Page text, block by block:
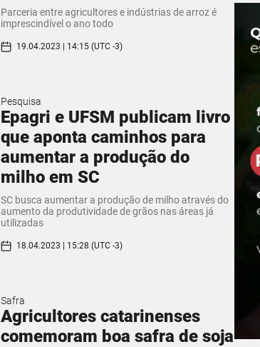
Parceria entre agricultores e indústrias de arroz é
imprescindível o ano todo
19.04.2023 | 14:15 (UTC -3)
Pesquisa
Epagri e UFSM publicam livro
que aponta caminhos para
aumentar a produção do
milho em SC
SC busca aumentar a produção de milho através do
aumento da produtividade de grãos nas áreas já
utilizadas
18.04.2023 | 15:28 (UTC -3)
Safra
Agricultores catarinenses
comemoram boa safra de soja